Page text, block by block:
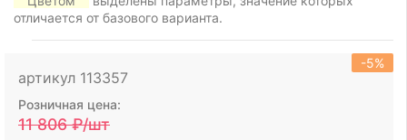
отличается от базового варианта.
артикул 113357
-5%
Розничная цена:
11 806₽/шт